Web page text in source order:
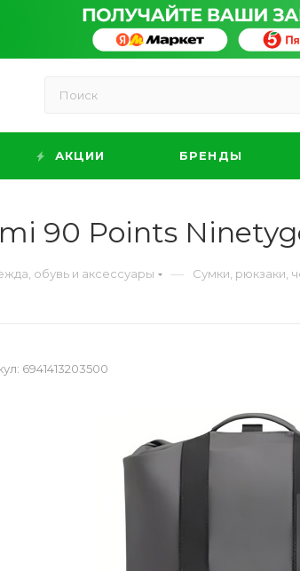
АКЦИИ БРЕНДЫ
90 Points
обувь и аксессуары — Сумки, рюкзаки,
6941413203500